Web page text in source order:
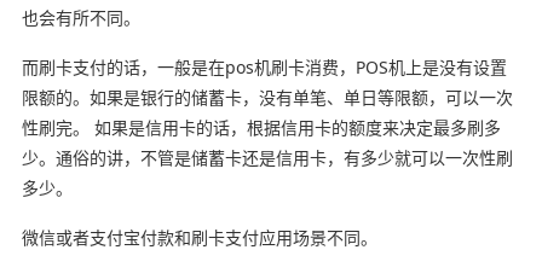
也会有所不同。
而刷卡支付的话，一般是在pos机刷卡消费，POS机上是没有设置
限额的。如果是银行的储蓄卡，没有单笔、单日等限额，可以一次
性刷完。 如果是信用卡的话，根据信用卡的额度来决定最多刷多
少。通俗的讲，不管是储蓄卡还是信用卡，有多少就可以一次性刷
多少。
微信或者支付宝付款和刷卡支付应用场景不同。